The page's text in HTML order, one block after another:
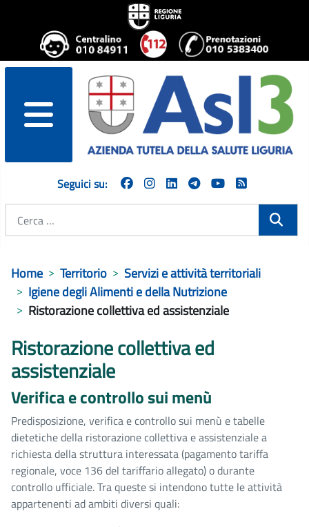
menu
Seguici su:
Home Territorio
Servizi e attività territoriali
Igiene degli Alimenti e della Nutrizione
Ristorazione collettiva ed assistenziale
Ristorazione collettiva ed
assistenziale
Verifica e controllo sui menù
Predisposizione, verifica e controllo sui menù e tabelle
dietetiche della ristorazione collettiva e assistenziale a
richiesta della struttura interessata (pagamento tariffa
regionale, voce 136 del tariffario allegato) o durante
controllo ufficiale. Tra queste si intendono tutte le attività
appartenenti ad ambiti diversi quali: